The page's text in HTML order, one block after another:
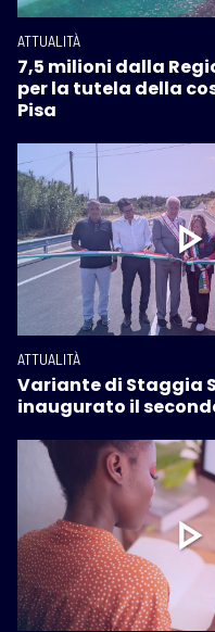
ATTUALITÀ
7,5 milioni dalla
per la tutela della
Pisa
ATTUALITÀ
Variante di Staggia
inaugurato il